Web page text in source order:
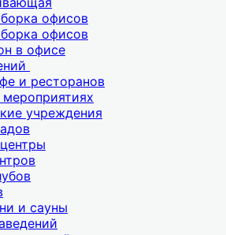
офисов
офисов
в офисе
и ресторанов
учреждения
и сауны